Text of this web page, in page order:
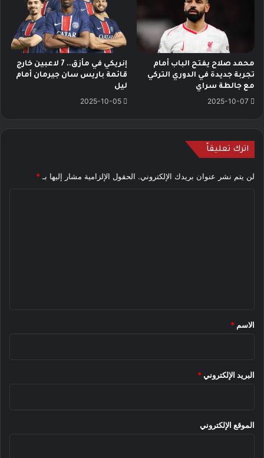
محمد صلاح يفتح الباب أمام
تجربة جديدة في الدوري التركي
مع جالطة سراي
2025-10-07
إنريكي في مأزق.. 7 لاعبين خارج
قائمة باريس سان جيرمان أمام
ليل
2025-10-05
اترك تعليقاً
لن يتم نشر عنوان بريدك الإلكتروني. الحقول الإلزامية مشار إليها بـ *
*
الاسم *
البريد الإلكتروني *
الموقع الإلكتروني